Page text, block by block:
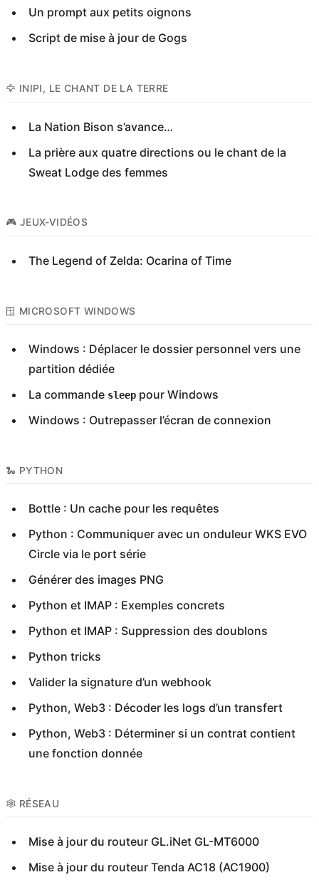
Un prompt aux petits oignons
Script de mise à jour de Gogs
🦅 INIPI, LE CHANT DE LA TERRE
La Nation Bison s’avance…
La prière aux quatre directions ou le chant de la
Sweat Lodge des femmes
🎮 JEUX-VIDÉOS
The Legend of Zelda: Ocarina of Time
🪟 MICROSOFT WINDOWS
Windows : Déplacer le dossier personnel vers une
partition dédiée
La commande sleep pour Windows
Windows : Outrepasser l’écran de connexion
🐍 PYTHON
Bottle : Un cache pour les requêtes
Python : Communiquer avec un onduleur WKS EVO
Circle via le port série
Générer des images PNG
Python et IMAP : Exemples concrets
Python et IMAP : Suppression des doublons
Python tricks
Valider la signature d’un webhook
Python, Web3 : Décoder les logs d’un transfert
Python, Web3 : Déterminer si un contrat contient
une fonction donnée
🕸️ RÉSEAU
Mise à jour du routeur GL.iNet GL-MT6000
Mise à jour du routeur Tenda AC18 (AC1900)